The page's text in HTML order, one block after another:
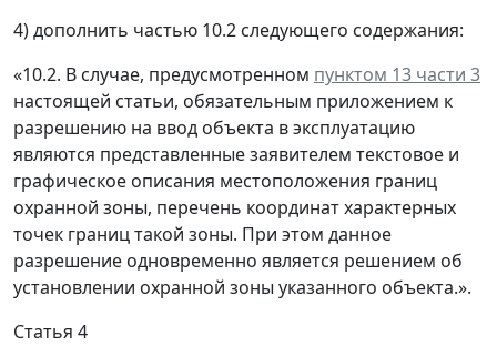
4) дополнить частью 10.2 следующего содержания:
«10.2. В случае, предусмотренном пунктом 13 части 3
настоящей статьи, обязательным приложением к
разрешению на ввод объекта в эксплуатацию
являются представленные заявителем текстовое и
графическое описания местоположения границ
охранной зоны, перечень координат характерных
точек границ такой зоны. При этом данное
разрешение одновременно является решением об
установлении охранной зоны указанного объекта.».
Статья 4